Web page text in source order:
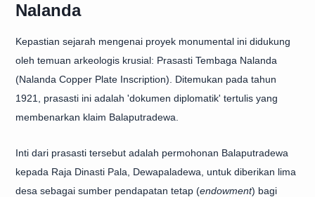
Nalanda
Kepastian sejarah mengenai proyek monumental ini didukung
oleh temuan arkeologis krusial: Prasasti Tembaga Nalanda
(Nalanda Copper Plate Inscription). Ditemukan pada tahun
1921, prasasti ini adalah 'dokumen diplomatik' tertulis yang
membenarkan klaim Balaputradewa.
Inti dari prasasti tersebut adalah permohonan Balaputradewa
kepada Raja Dinasti Pala, Dewapaladewa, untuk diberikan lima
desa sebagai sumber pendapatan tetap (endowment) bagi